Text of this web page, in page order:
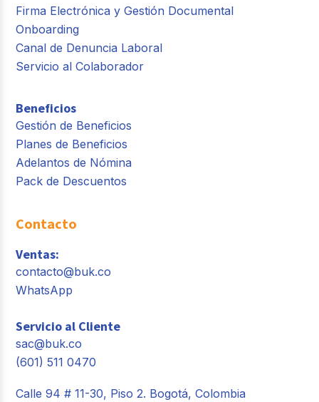
Firma Electrónica y Gestión Documental
Onboarding
Canal de Denuncia Laboral
Servicio al Colaborador
Beneficios
Gestión de Beneficios
Planes de Beneficios
Adelantos de Nómina
Pack de Descuentos
Contacto
Ventas:
contacto@buk.co
WhatsApp
Servicio al Cliente
sac@buk.co
(601) 511 0470
Calle 94 # 11-30, Piso 2. Bogotá, Colombia